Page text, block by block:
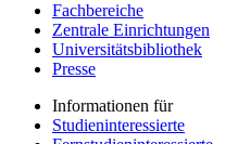
Fachbereiche
Zentrale Einrichtungen
Universitätsbibliothek
Presse
Informationen für
Studieninteressierte